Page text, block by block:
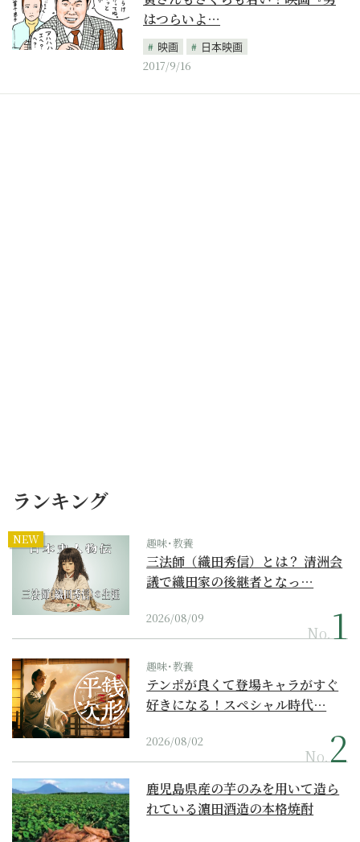
はつらいよ…
映画
日本映画
2017/9/16
ランキング
NEW 趣味･教養
三法師（織田秀信）とは？ 清洲会
議で織田家の後継者となっ…
2026/08/09
No.
趣味･教養
テンポが良くて登場キャラがすぐ
好きになる！スペシャル時代…
2026/08/02
No.
鹿児島県産の芋のみを用いて造ら
れている濵田酒造の本格焼酎